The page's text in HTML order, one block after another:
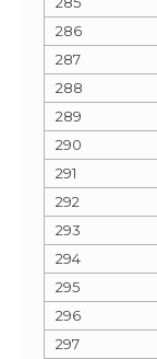
286
287
288
289
290
291
292
293
294
295
296
297